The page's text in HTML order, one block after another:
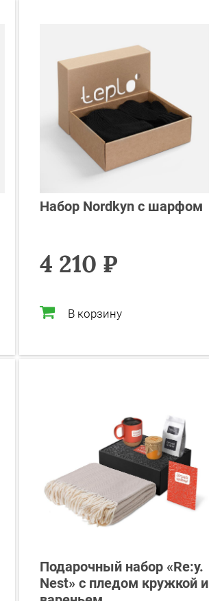
Набор Nordkyn с шарфом
4 210 ₽
В корзину
Подарочный набор «Re:y.
Nest» с пледом кружкой и